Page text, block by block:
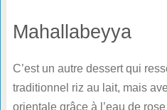
Mahallabeyya
C’est un autre dessert qui
traditionnel riz au lait, mais
orientale grâce à l’eau de